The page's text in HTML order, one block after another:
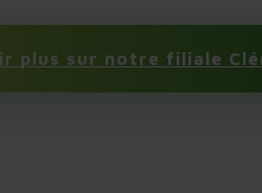
plus sur notre filiale